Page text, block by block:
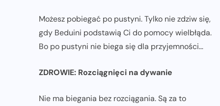
Możesz pobiegać po pustyni. Tylko nie zdziw się,
gdy Beduini podstawią Ci do pomocy wielbłąda.
Bo po pustyni nie biega się dla przyjemności…
ZDROWIE: Rozciągnięci na dywanie
Nie ma biegania bez rozciągania. Są za to